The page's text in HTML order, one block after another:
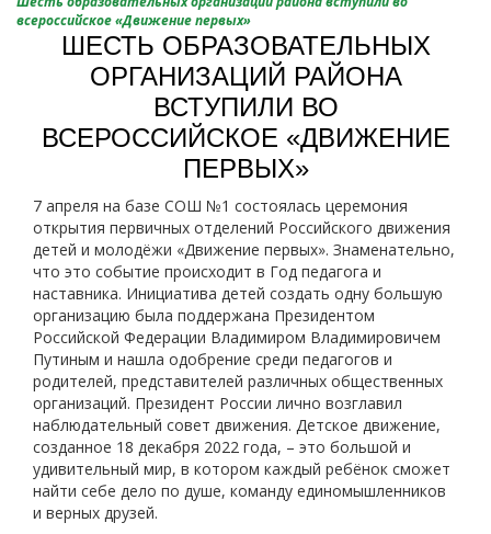
всероссийское «Движение первых»
ШЕСТЬ ОБРАЗОВАТЕЛЬНЫХ
ОРГАНИЗАЦИЙ РАЙОНА
ВСТУПИЛИ ВО
ВСЕРОССИЙСКОЕ «ДВИЖЕНИЕ
ПЕРВЫХ»
7 апреля на базе СОШ №1 состоялась церемония
открытия первичных отделений Российского движения
детей и молодёжи «Движение первых». Знаменательно,
что это событие происходит в Год педагога и
наставника. Инициатива детей создать одну большую
организацию была поддержана Президентом
Российской Федерации Владимиром Владимировичем
Путиным и нашла одобрение среди педагогов и
родителей, представителей различных общественных
организаций. Президент России лично возглавил
наблюдательный совет движения. Детское движение,
созданное 18 декабря 2022 года, – это большой и
удивительный мир, в котором каждый ребёнок сможет
найти себе дело по душе, команду единомышленников
и верных друзей.